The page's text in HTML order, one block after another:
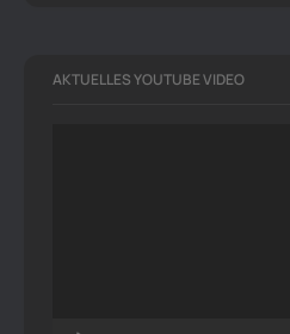
AKTUELLES YOUTUBE VIDEO